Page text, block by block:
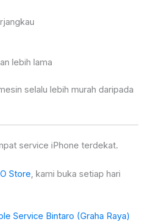
lebih lama
selalu lebih murah daripada
service iPhone terdekat.
Store , kami buka setiap hari
Service Bintaro (Graha Raya)